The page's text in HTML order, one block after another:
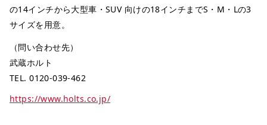
の14インチから大型車・SUV 向けの18インチまでS・M・Lの3
サイズを用意。
（問い合わせ先）
武蔵ホルト
TEL. 0120-039-462
https://www.holts.co.jp/